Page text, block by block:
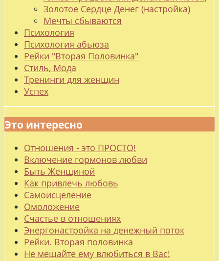
Золотое Сердце Денег (настройка)
Мечты сбываются
Психология
Психология абьюза
Рейки "Вторая Половинка"
Стиль, Мода
Тренинги для женщин
Успех
Это интересно
Отношения - это ПРОСТО!
Включение гормонов любви
Быть Женщиной
Как привлечь любовь
Самоисцеление
Омоложение
Счастье в отношениях
Энергонастройка на денежный поток
Рейки. Вторая половинка
Не мешайте ему влюбиться в Вас!